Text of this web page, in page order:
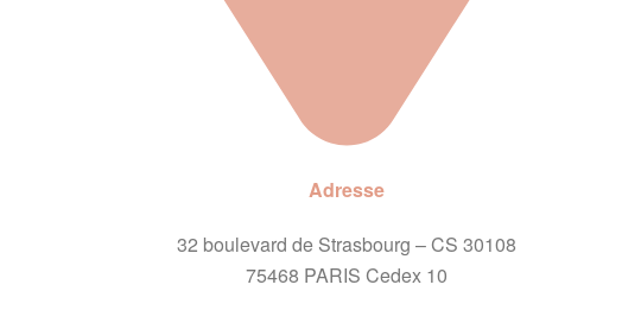
Adresse
32 boulevard de Strasbourg – CS 30108
75468 PARIS Cedex 10